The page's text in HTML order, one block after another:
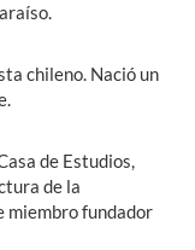
chileno. Nació un
de Estudios,
de la
miembro fundador